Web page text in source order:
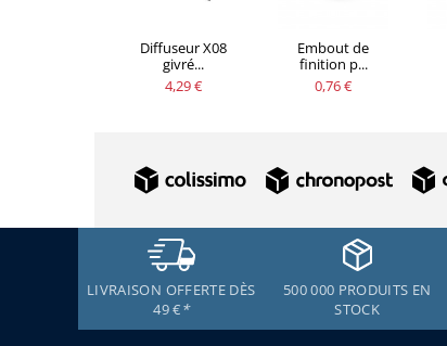
Diffuseur X08
givré...
4,29 €
Embout de
finition p...
0,76 €
LIVRAISON OFFERTE DÈS
49 €*
500 000 PRODUITS EN
STOCK